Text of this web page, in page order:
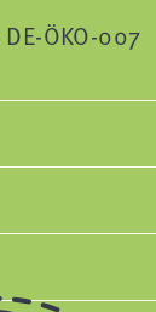
DE-ÖKO-007